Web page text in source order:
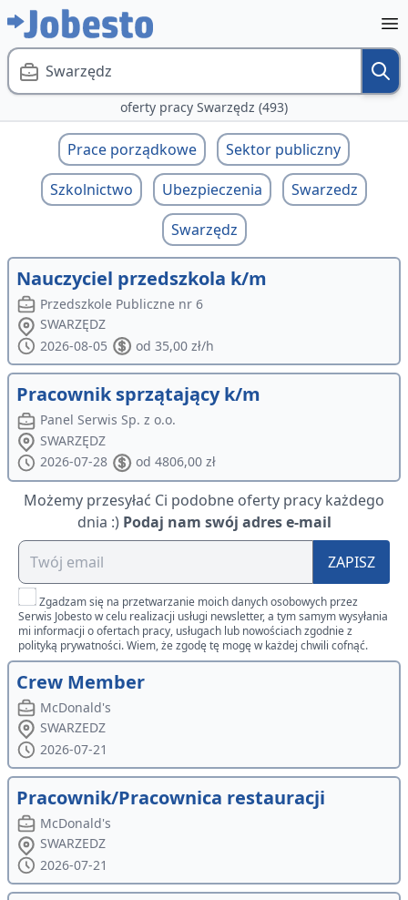
Swarzędz
oferty pracy Swarzędz (493)
Prace porządkowe
Sektor publiczny
Szkolnictwo
Ubezpieczenia
Swarzedz
Swarzędz
Nauczyciel przedszkola k/m
Przedszkole Publiczne nr 6
SWARZĘDZ
2026-08-05
od 35,00 zł/h
Pracownik sprzątający k/m
Panel Serwis Sp. z o.o.
SWARZĘDZ
2026-07-28
od 4806,00 zł
Możemy przesyłać Ci podobne oferty pracy każdego
dnia :) Podaj nam swój adres e-mail
ZAPISZ
Zgadzam się na przetwarzanie moich danych osobowych przez
Serwis Jobesto w celu realizacji usługi newsletter, a tym samym wysyłania
mi informacji o ofertach pracy, usługach lub nowościach zgodnie z
polityką prywatności. Wiem, że zgodę tę mogę w każdej chwili cofnąć.
Crew Member
McDonald's
SWARZEDZ
2026-07-21
Pracownik/Pracownica restauracji
McDonald's
SWARZEDZ
2026-07-21